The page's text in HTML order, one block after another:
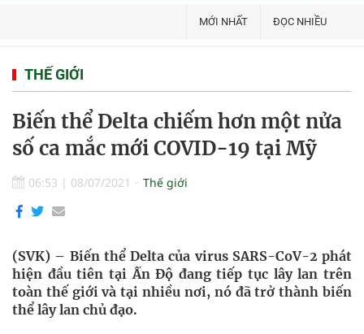
MỚI NHẤT ĐỌC NHIỀU
THẾ GIỚI
Biến thể Delta chiếm hơn một nửa
số ca mắc mới COVID-19 tại Mỹ
06:53 | 08/07/2021 Thế giới
(SVK) – Biến thể Delta của virus SARS-CoV-2 phát
hiện đầu tiên tại Ấn Độ đang tiếp tục lây lan trên
toàn thế giới và tại nhiều nơi, nó đã trở thành biến
thể lây lan chủ đạo.